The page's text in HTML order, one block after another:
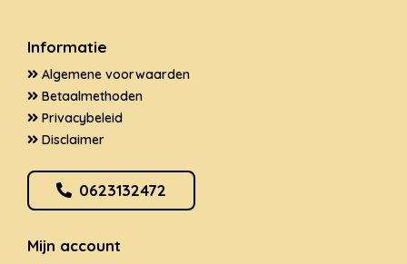
Informatie
Algemene voorwaarden
Betaalmethoden
Privacybeleid
Disclaimer
0623132472
Mijn account